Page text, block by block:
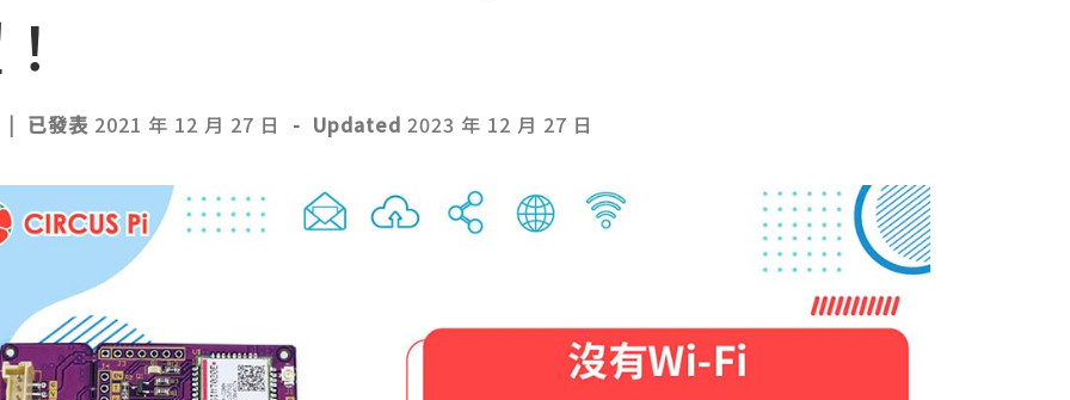
| 已發表 2021 年 12 月 27 日 - Updated 2023 年 12 月 27 日